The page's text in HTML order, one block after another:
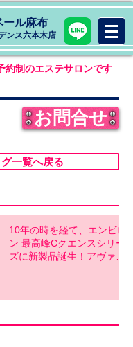
ール麻布
ンス六本木店
約制のエステサロンです
お問合せ
一覧へ戻る
10年の時を経て、エンビロ
ン 最高峰Cクエンスシリー
ズに新製品誕生！アヴァン